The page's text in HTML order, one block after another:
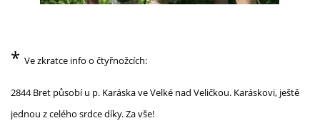
* Ve zkratce info o čtyřnožcích:
2844 Bret působí u p. Karáska ve Velké nad Veličkou. Karáskovi, ještě
jednou z celého srdce díky. Za vše!